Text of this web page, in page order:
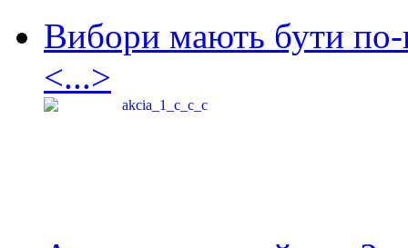
Вибори мають бути по-
<...>